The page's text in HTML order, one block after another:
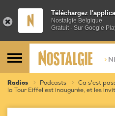
Téléchargez
Nostalgie Belgique
Gratuit - Sur Google
>
Radios Podcasts Ca s'est
la Tour Eiffel est inaugurée, et les